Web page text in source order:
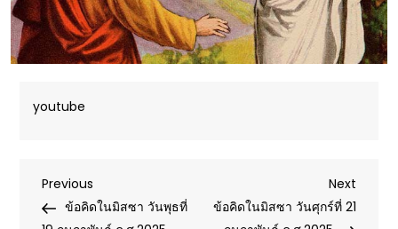
youtube
Post
Previous
Post
Previous
ข้อคิดในมิสซา วันพุธที่
Next
Post
Next
ข้อคิดในมิสซา วันศุกร์ที่ 21